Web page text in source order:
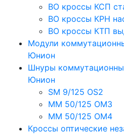
ВО кроссы КСП
ВО кроссы КРН
ВО кроссы КТП
Модули
Юнион
Шнуры
Юнион
SM 9/125 OS2
MM 50/125 OM3
MM 50/125 OM4
Кроссы оптические